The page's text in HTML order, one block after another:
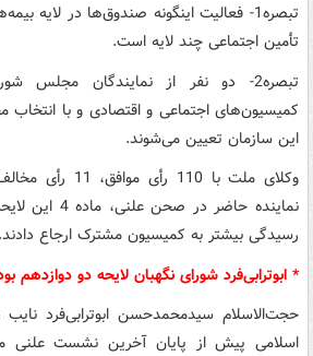
تبصره1- فعالیت اینگونه صندوق‌ها در لایه
تأمین اجتماعی چند لایه است.
تبصره2- دو نفر از نمایندگان مجلس
کمیسیون‌های اجتماعی و اقتصادی و با انتخاب
این سازمان تعیین می‌شوند.
نماینده حاضر
رسیدگی بیشتر به کمیسیون مشترک ارجاع دادند.
* ابوترابی‌فرد شورای نگهبان لایحه دو دوازدهم بودجه 95 را
حجت‌الاسلام سیدمحمدحسن ابوترابی‌فرد
اسلامی پیش از پایان آخرین نشست